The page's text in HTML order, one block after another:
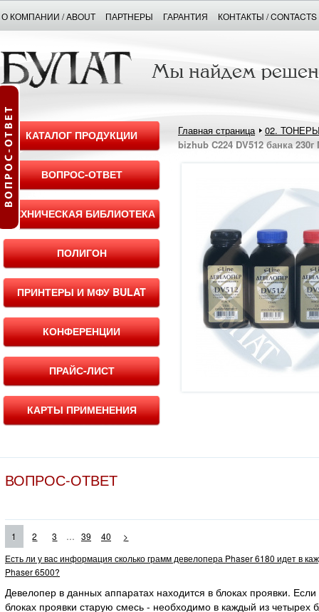
О КОМПАНИИ / ABOUT ПАРТНЕРЫ ГАРАНТИЯ КОНТАКТЫ / CONTACTS
КАТАЛОГ ПРОДУКЦИИ
ВОПРОС-ОТВЕТ
ТЕХНИЧЕСКАЯ БИБЛИОТЕКА
ПОЛИГОН
ПРИНТЕРЫ И МФУ BULAT
КОНФЕРЕНЦИИ
ПРАЙС-ЛИСТ
КАРТЫ ПРИМЕНЕНИЯ
Главная страница
02.
bizhub C224 DV512 банка
ВОПРОС-ОТВЕТ
1 2 3 ... 39 40
>
Есть ли у вас информация сколько грамм девелопера Phaser 6180 идет в
Phaser 6500?
Девелопер в данных аппаратах находится в блоках проявки.
блоках проявки старую смесь - необходимо в каждый из четырех